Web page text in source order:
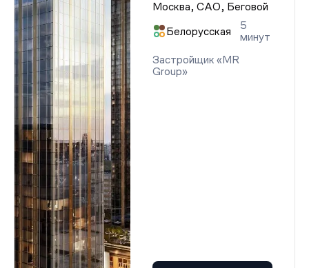
Москва, САО, Беговой
Белорусская
5
минут
Застройщик «MR
Group»